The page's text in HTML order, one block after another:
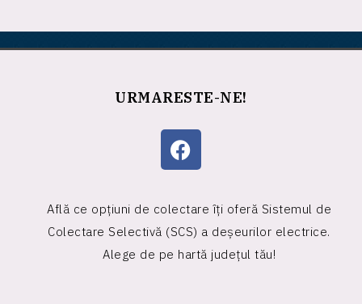
URMARESTE-NE!
Află ce opțiuni de colectare îți oferă Sistemul de
Colectare Selectivă (SCS) a deșeurilor electrice.
Alege de pe hartă județul tău!